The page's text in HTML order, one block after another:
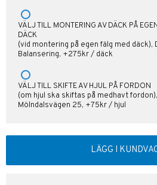
VÄLJ TILL MONTERING AV DÄCK PÅ
DÄCK
(vid montering på egen fälg med
Balansering, +275kr / däck
VÄLJ TILL SKIFTE AV HJUL PÅ FORDON
(om hjul ska skiftas på medhavt
Mölndalsvägen 25, +75kr / hjul
LÄGG I